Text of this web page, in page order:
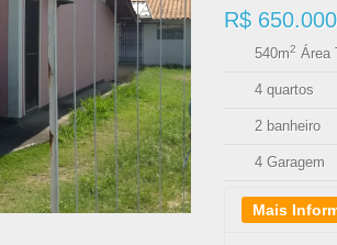
R$
540m2 Área
4 quartos
2 banheiro
4 Garagem
Mais